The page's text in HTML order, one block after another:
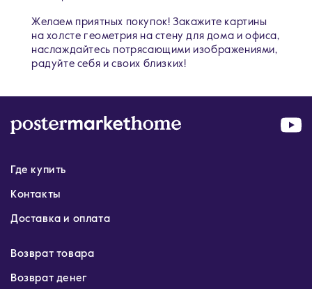
Желаем приятных покупок! Закажите картины
на холсте геометрия на стену для дома и офиса,
наслаждайтесь потрясающими изображениями,
радуйте себя и своих близких!
Где купить
Контакты
Доставка и оплата
Возврат товара
Возврат денег